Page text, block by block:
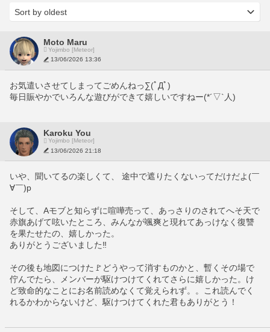
Moto Maru
Yojimbo [Meteor]
13/06/2026 13:36
お気遣いさせてしまってごめんねっ∑(ﾟДﾟ)
毎日賑やかでいろんな遊びができて嬉しいですねー(*´▽`人)
Karoku You
Yojimbo [Meteor]
13/06/2026 21:18
いや、聞いてるの楽しくて、 途中で遮りたくないってだけだよ(￣
∀￣)p
そして、Aモブと知らずに喧嘩売って、あっさりのされてへそ天で
赤旗あげて呟いたところ、みんなが颯爽と現れてあっけなく復讐
を果たせたの、嬉しかった。
ありがとうございました‼︎
その後も地図につけた🚩どうやって消すものかと、暫くその場で
佇んでたら、メンバーが駆けつけてくれてさらに嬉しかった。け
ど致命的なことにお名前読めなくて覚えられず。。これ読んでく
れるかわからないけど、駆けつけてくれた君もありがとう！